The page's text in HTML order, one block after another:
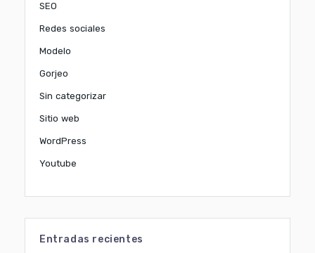
SEO
Redes sociales
Modelo
Gorjeo
Sin categorizar
Sitio web
WordPress
Youtube
Entradas recientes